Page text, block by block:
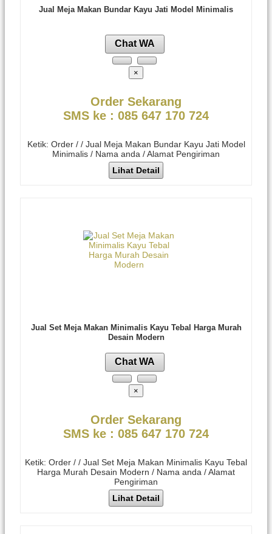
Jual Meja Makan Bundar Kayu Jati Model Minimalis
Chat WA
×
Order Sekarang
SMS ke : 085 647 170 724
Ketik: Order / / Jual Meja Makan Bundar Kayu Jati Model
Minimalis / Nama anda / Alamat Pengiriman
Lihat Detail
Jual Set Meja Makan Minimalis Kayu Tebal Harga Murah
Desain Modern
Chat WA
×
Order Sekarang
SMS ke : 085 647 170 724
Ketik: Order / / Jual Set Meja Makan Minimalis Kayu Tebal
Harga Murah Desain Modern / Nama anda / Alamat
Pengiriman
Lihat Detail